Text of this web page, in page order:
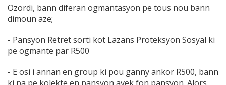
Ozordi, bann diferan ogmantasyon pe tous nou bann
dimoun aze;
- Pansyon Retret sorti kot Lazans Proteksyon Sosyal ki
pe ogmante par R500
- E osi i annan en group ki pou ganny ankor R500, bann